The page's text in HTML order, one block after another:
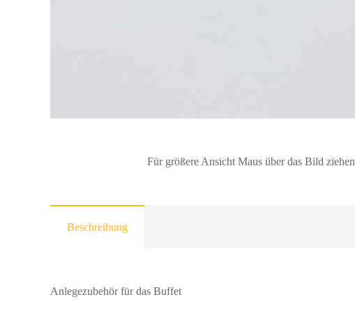
Für größere Ansicht Maus über das Bild ziehen
Beschreibung
Anlegezubehör für das Buffet